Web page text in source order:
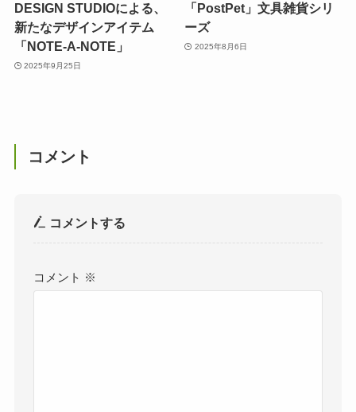
DESIGN STUDIOによる、
新たなデザインアイテム
「NOTE-A-NOTE」
2025年9月25日
「PostPet」文具雑貨シリ
ーズ
2025年8月6日
コメント
コメントする
コメント ※